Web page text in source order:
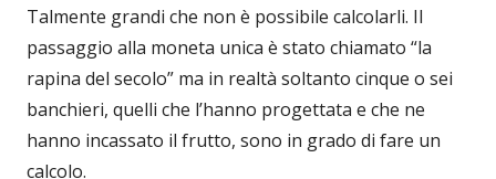
Talmente grandi che non è possibile calcolarli. Il
passaggio alla moneta unica è stato chiamato “la
rapina del secolo” ma in realtà soltanto cinque o sei
banchieri, quelli che l’hanno progettata e che ne
hanno incassato il frutto, sono in grado di fare un
calcolo.